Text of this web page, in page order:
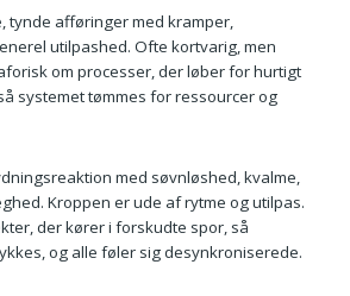
tynde afføringer med kramper,
utilpashed. Ofte kortvarig, men
om processer, der løber for hurtigt
systemet tømmes for ressourcer og
med søvnløshed, kvalme,
Kroppen er ude af rytme og utilpas.
der kører i forskudte spor, så
og alle føler sig desynkroniserede.